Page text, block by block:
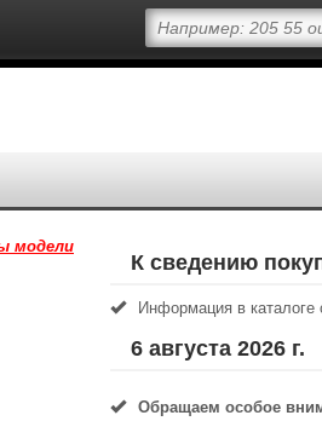
модели
К сведению
Информация в каталоге
6 августа 2026 г.
Обращаем особое